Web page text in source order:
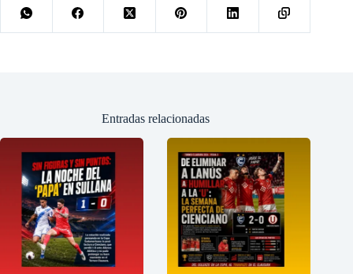
Entradas relacionadas